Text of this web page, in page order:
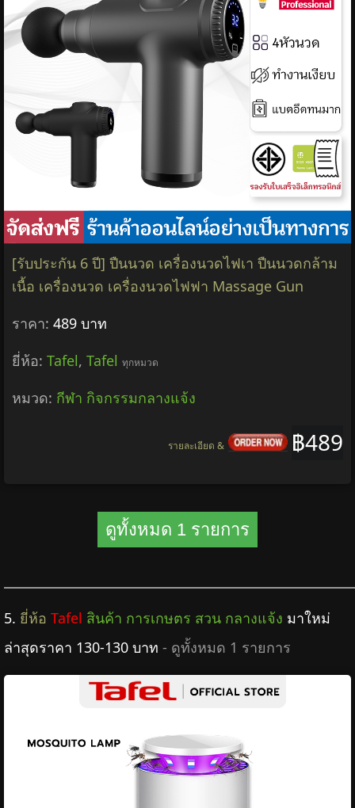
[รับประกัน 6 ปี] ปืนนวด เครื่องนวดไฟเา ปืนนวดกล้าม
เนื้อ เครื่องนวด เครื่องนวดไฟฟา Massage Gun
ราคา: 489 บาท
ยี่ห้อ: Tafel, Tafel ทุกหมวด
หมวด: กีฬา กิจกรรมกลางแจ้ง
฿489
รายละเอียด &
ดูทั้งหมด 1 รายการ
5. ยี่ห้อ Tafel สินค้า การเกษตร สวน กลางแจ้ง มาใหม่
ล่าสุดราคา 130-130 บาท - ดูทั้งหมด 1 รายการ